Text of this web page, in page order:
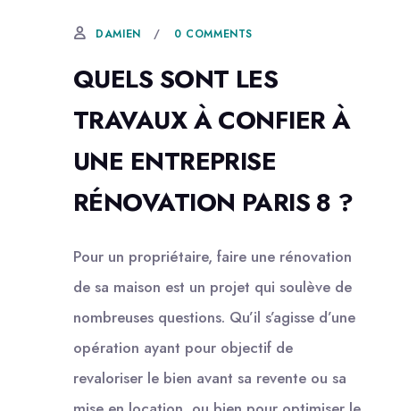
DAMIEN 0 COMMENTS
QUELS SONT LES
TRAVAUX À CONFIER À
UNE ENTREPRISE
RÉNOVATION PARIS 8 ?
Pour un propriétaire, faire une rénovation
de sa maison est un projet qui soulève de
nombreuses questions. Qu’il s’agisse d’une
opération ayant pour objectif de
revaloriser le bien avant sa revente ou sa